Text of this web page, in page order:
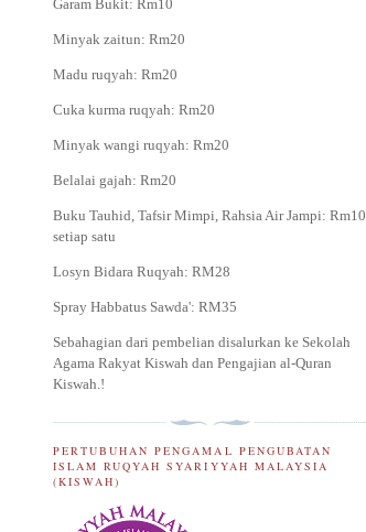
Garam Bukit: Rm10
Minyak zaitun: Rm20
Madu ruqyah: Rm20
Cuka kurma ruqyah: Rm20
Minyak wangi ruqyah: Rm20
Belalai gajah: Rm20
Buku Tauhid, Tafsir Mimpi, Rahsia Air Jampi: Rm10
setiap satu
Losyn Bidara Ruqyah: RM28
Spray Habbatus Sawda': RM35
Sebahagian dari pembelian disalurkan ke Sekolah
Agama Rakyat Kiswah dan Pengajian al-Quran
Kiswah.!
PERTUBUHAN PENGAMAL PENGUBATAN
ISLAM RUQYAH SYARIYYAH MALAYSIA
(KISWAH)